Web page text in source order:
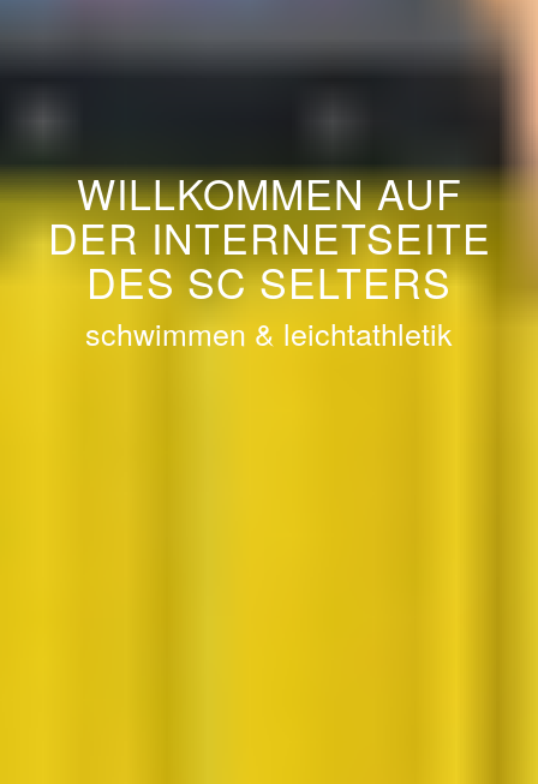
WILLKOMMEN AUF
DER INTERNETSEITE
DES SC SELTERS
schwimmen & leichtathletik